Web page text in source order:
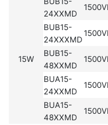
15W
24XXMD
BUB15-
24XXXMD
BUB15-
48XXMD
BUA15-
24XXMD
BUA15-
48XXMD